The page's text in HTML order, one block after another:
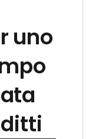
uno